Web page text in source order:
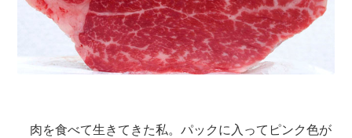
肉を食べて生きてきた私。パックに入ってピンク色が